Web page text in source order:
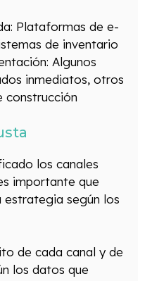
Plataformas de e-
de inventario
Algunos
inmediatos, otros
construcción
los canales
importante que
estrategia según los
de cada canal y de
los datos que